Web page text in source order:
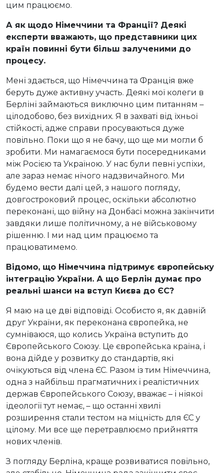
цим працюємо.
А як щодо Німеччини та Франції? Деякі
експерти вважають, що представники цих
країн повинні бути більш залученими до
процесу.
Мені здається, що Німеччина та Франція вже
беруть дуже активну участь. Деякі мої колеги в
Берліні займаються виключно цим питанням –
цілодобово, без вихідних. Я в захваті від їхньої
стійкості, адже справи просуваються дуже
повільно. Поки що я не бачу, що ще ми могли б
зробити. Ми намагаємося бути посередниками
між Росією та Україною. У нас були певні успіхи,
але зараз немає нічого надзвичайного. Ми
будемо вести далі цей, з нашого погляду,
довгостроковий процес, оскільки абсолютно
переконані, що війну на Донбасі можна закінчити
завдяки лише політичному, а не військовому
рішенню. І ми над цим працюємо та
працюватимемо.
Відомо, що Німеччина підтримує європейську
інтеграцію України. А що Берлін думає про
реальні шанси на вступ Києва до ЄС?
Я маю на це дві відповіді. Особисто я, як давній
друг України, як переконана європейка, не
сумніваюся, що колись Україна вступить до
Європейського Союзу. Це європейська країна, і
вона дійде у розвитку до стандартів, які
очікуються від члена ЄС. Разом із тим Німеччина,
одна з найбільш прагматичних і реалістичних
держав Європейського Союзу, вважає – і ніякої
ідеології тут немає, – що останні хвилі
розширення стали тестом на міцність для ЄС у
цілому. Ми все ще перетравлюємо прийняття
нових членів.
З погляду Берліна, краще розвиватися повільно,